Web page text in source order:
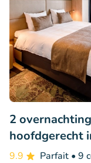
2
hoofdgerecht
9.9 Parfait • 9